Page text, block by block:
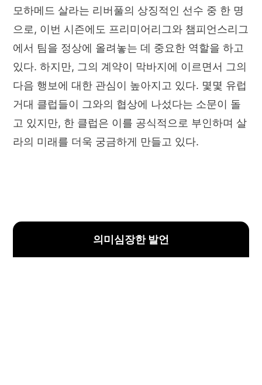
모하메드 살라는 리버풀의 상징적인 선수 중 한 명
으로, 이번 시즌에도 프리미어리그와 챔피언스리그
에서 팀을 정상에 올려놓는 데 중요한 역할을 하고
있다. 하지만, 그의 계약이 막바지에 이르면서 그의
다음 행보에 대한 관심이 높아지고 있다. 몇몇 유럽
거대 클럽들이 그와의 협상에 나섰다는 소문이 돌
고 있지만, 한 클럽은 이를 공식적으로 부인하며 살
라의 미래를 더욱 궁금하게 만들고 있다.
의미심장한 발언